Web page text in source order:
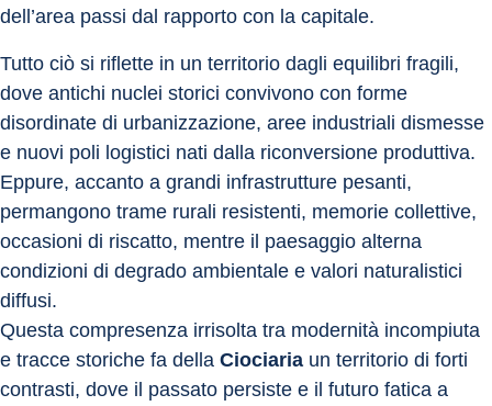
dell’area passi dal rapporto con la capitale.
Tutto ciò si riflette in un territorio dagli equilibri fragili,
dove antichi nuclei storici convivono con forme
disordinate di urbanizzazione, aree industriali dismesse
e nuovi poli logistici nati dalla riconversione produttiva.
Eppure, accanto a grandi infrastrutture pesanti,
permangono trame rurali resistenti, memorie collettive,
occasioni di riscatto, mentre il paesaggio alterna
condizioni di degrado ambientale e valori naturalistici
diffusi.
Questa compresenza irrisolta tra modernità incompiuta
e tracce storiche fa della Ciociaria un territorio di forti
contrasti, dove il passato persiste e il futuro fatica a